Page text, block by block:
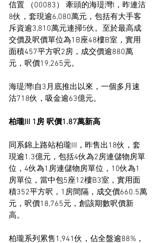
信置 （00083） 牽頭的海瑅灣I，昨連沽
8伙，套現逾6,080萬元，包括有大手客
斥資逾3,810萬元連掃5伙。至於最高成
交價及呎價單位為1B座48樓B室，實用
面積457平方呎2房，成交價逾880萬
元，呎價19,265元。
海瑅灣I自3月底推出以來，一個多月速
沽718伙，吸金逾63億元。
柏瓏III 1房 呎價1.87萬新高
同系錦上路站柏瓏III，昨售出18伙，套
現逾1.3億元，包括4伙為2房連儲物房單
位，4伙為1房連儲物房單位，10伙為1
房單位，當中包5座12樓B3室，實用面
積352平方呎，1房間隔，成交價660.5萬
元，呎價18,765元，創該期數呎價新
高。
柏瓏系列累售1,941伙，佔全盤逾88%，